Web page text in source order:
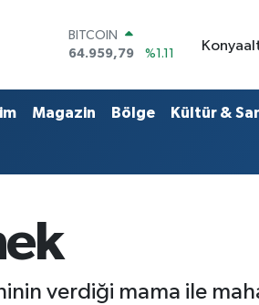
DOLAR
47,7436
%0.18
55,2510
%0.32
STERLİN
Magazin Bölge Kültür &
verdiği mama ile